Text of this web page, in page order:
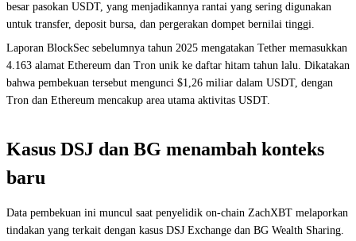
besar pasokan USDT, yang menjadikannya rantai yang sering digunakan
untuk transfer, deposit bursa, dan pergerakan dompet bernilai tinggi.
Laporan BlockSec sebelumnya tahun 2025 mengatakan Tether memasukkan
4.163 alamat Ethereum dan Tron unik ke daftar hitam tahun lalu. Dikatakan
bahwa pembekuan tersebut mengunci $1,26 miliar dalam USDT, dengan
Tron dan Ethereum mencakup area utama aktivitas USDT.
Kasus DSJ dan BG menambah konteks
baru
Data pembekuan ini muncul saat penyelidik on-chain ZachXBT melaporkan
tindakan yang terkait dengan kasus DSJ Exchange dan BG Wealth Sharing.